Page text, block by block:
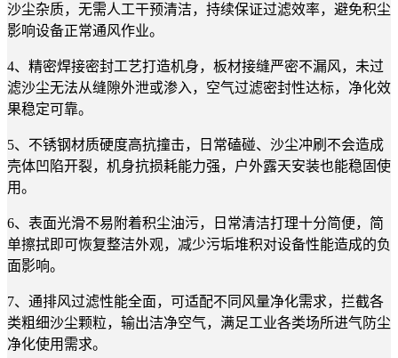
沙尘杂质，无需人工干预清洁，持续保证过滤效率，避免积尘
影响设备正常通风作业。
4、精密焊接密封工艺打造机身，板材接缝严密不漏风，未过
滤沙尘无法从缝隙外泄或渗入，空气过滤密封性达标，净化效
果稳定可靠。
5、不锈钢材质硬度高抗撞击，日常磕碰、沙尘冲刷不会造成
壳体凹陷开裂，机身抗损耗能力强，户外露天安装也能稳固使
用。
6、表面光滑不易附着积尘油污，日常清洁打理十分简便，简
单擦拭即可恢复整洁外观，减少污垢堆积对设备性能造成的负
面影响。
7、通排风过滤性能全面，可适配不同风量净化需求，拦截各
类粗细沙尘颗粒，输出洁净空气，满足工业各类场所进气防尘
净化使用需求。